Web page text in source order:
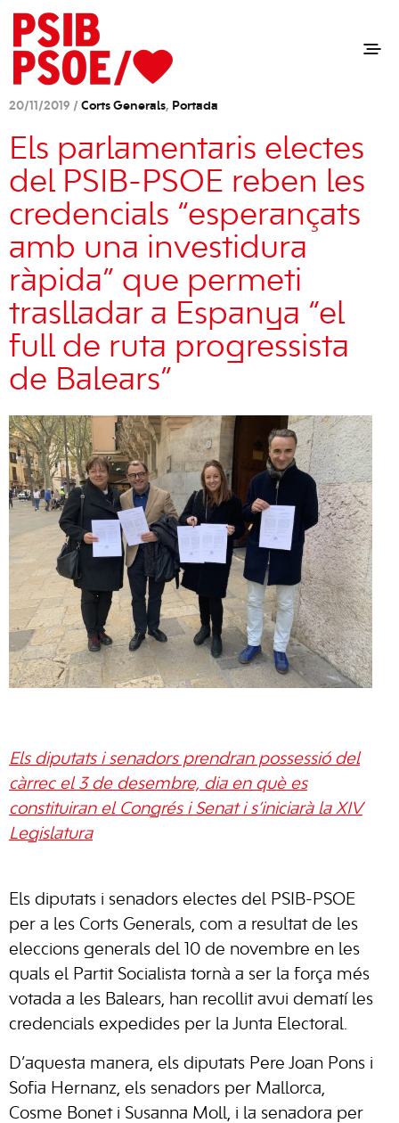
20/11/2019 / Corts Generals, Portada
Els parlamentaris electes
del PSIB-PSOE reben les
credencials “esperançats
amb una investidura
ràpida” que permeti
traslladar a Espanya “el
full de ruta progressista
de Balears”
Els diputats i senadors prendran possessió del
càrrec el 3 de desembre, dia en què es
constituiran el Congrés i Senat i s’iniciarà la XIV
Legislatura
Els diputats i senadors electes del PSIB-PSOE
per a les Corts Generals, com a resultat de les
eleccions generals del 10 de novembre en les
quals el Partit Socialista tornà a ser la força més
votada a les Balears, han recollit avui dematí les
credencials expedides per la Junta Electoral.
D’aquesta manera, els diputats Pere Joan Pons i
Sofia Hernanz, els senadors per Mallorca,
Cosme Bonet i Susanna Moll, i la senadora per